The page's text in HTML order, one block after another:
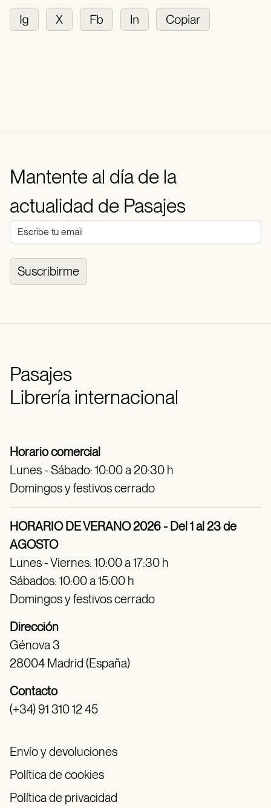
Mantente al día de la
actualidad de Pasajes
Suscribirme
Pasajes
Librería internacional
Horario comercial
Lunes - Sábado: 10:00 a 20:30 h
Domingos y festivos cerrado
HORARIO DE VERANO 2026 - Del 1 al 23 de
AGOSTO
Lunes - Viernes: 10:00 a 17:30 h
Sábados: 10:00 a 15:00 h
Domingos y festivos cerrado
Dirección
Génova 3
28004 Madrid (España)
Contacto
(+34) 91 310 12 45
Envío y devoluciones
Política de cookies
Política de privacidad